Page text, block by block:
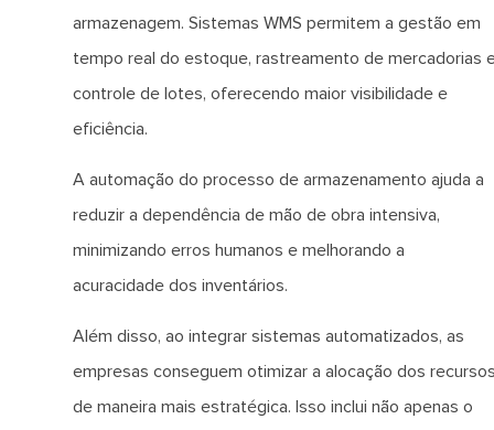
armazenagem. Sistemas WMS permitem a gestão em
tempo real do estoque, rastreamento de mercadorias
controle de lotes, oferecendo maior visibilidade e
eficiência.
A automação do processo de armazenamento ajuda a
reduzir a dependência de mão de obra intensiva,
minimizando erros humanos e melhorando a
acuracidade dos inventários.
Além disso, ao integrar sistemas automatizados, as
empresas conseguem otimizar a alocação dos
de maneira mais estratégica. Isso inclui não apenas o